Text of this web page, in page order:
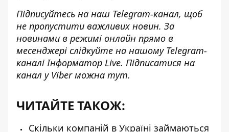
Підписуйтесь на наш Telegram-канал, щоб
не пропустити важливих новин. За
новинами в режимі онлайн прямо в
месенджері слідкуйте на нашому Telegram-
каналіІнформатор Live. Підписатися на
канал у Viber можна тут.
ЧИТАЙТЕ ТАКОЖ:
Скільки компаній в Україні займаються